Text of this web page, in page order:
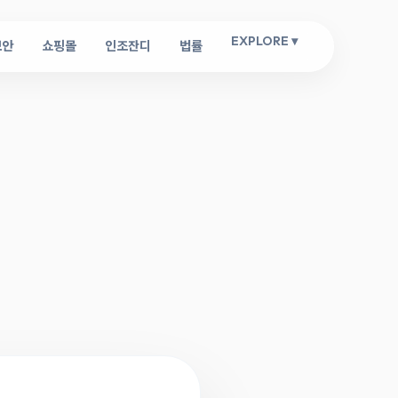
쇼핑몰 인조잔디 법률 EXPLORE ▾